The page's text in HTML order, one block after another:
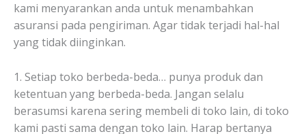
kami menyarankan anda untuk menambahkan
asuransi pada pengiriman. Agar tidak terjadi hal-hal
yang tidak diinginkan.
1. Setiap toko berbeda-beda… punya produk dan
ketentuan yang berbeda-beda. Jangan selalu
berasumsi karena sering membeli di toko lain, di toko
kami pasti sama dengan toko lain. Harap bertanya